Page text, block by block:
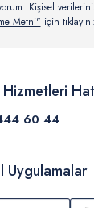
Kişisel
Metni" için
60 44
Uygulamalar